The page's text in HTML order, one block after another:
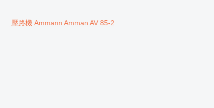
壓路機 Ammann Amman AV 85-2